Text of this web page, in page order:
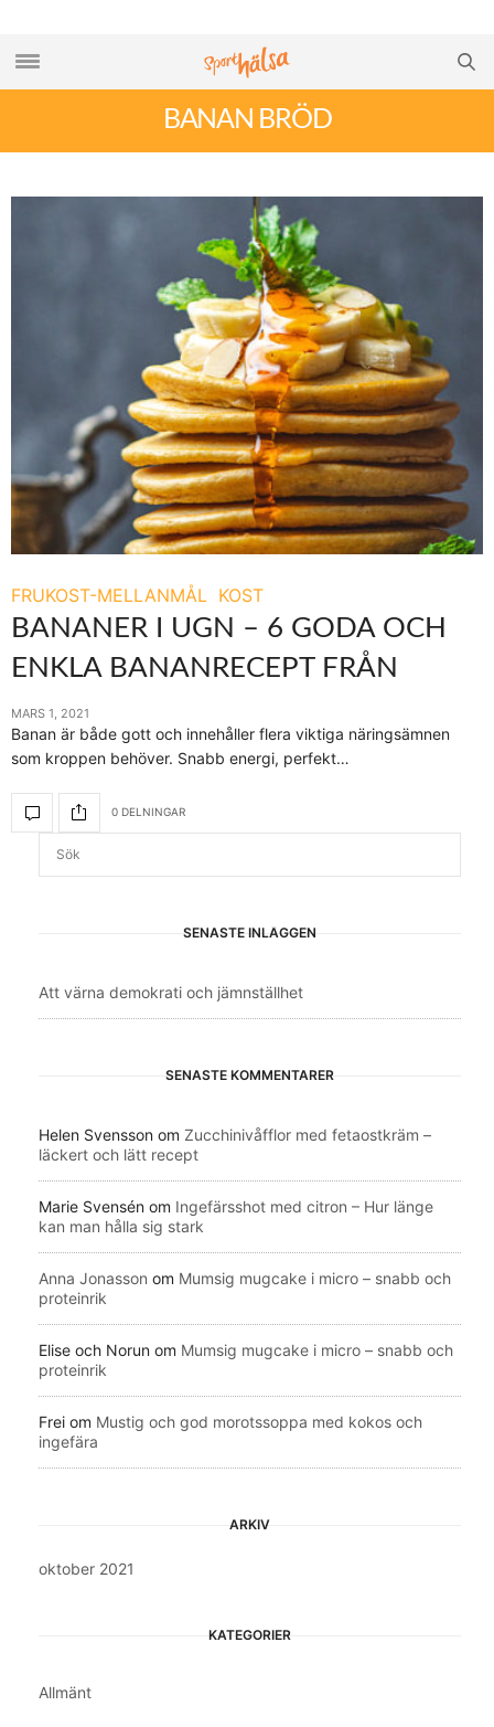
BANAN BRÖD
FRUKOST-MELLANMÅL KOST
BANANER I UGN – 6 GODA OCH
ENKLA BANANRECEPT FRÅN
MARS 1, 2021
Banan är både gott och innehåller flera viktiga näringsämnen
som kroppen behöver. Snabb energi, perfekt…
0 DELNINGAR
SENASTE INLÄGGEN
Att värna demokrati och jämnställhet
SENASTE KOMMENTARER
Helen Svensson om Zucchinivåfflor med fetaostkräm –
läckert och lätt recept
Marie Svensén om Ingefärsshot med citron – Hur länge
kan man hålla sig stark
Anna Jonasson om Mumsig mugcake i micro – snabb och
proteinrik
Elise och Norun om Mumsig mugcake i micro – snabb och
proteinrik
Frei om Mustig och god morotssoppa med kokos och
ingefära
ARKIV
oktober 2021
KATEGORIER
Allmänt